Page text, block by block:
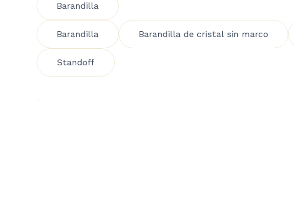
Barandilla
Barandilla Barandilla de cristal sin marco
Standoff